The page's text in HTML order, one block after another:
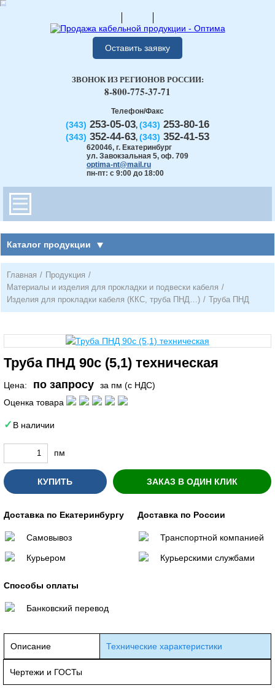
Оставить заявку
Телефон/Факс
(343) 253-05-03, (343) 253-80-16
(343) 352-44-63, (343) 352-41-53
620046, г. Екатеринбург
ул. Завокзальная 5, оф. 709
optima-nt@mail.ru
пн-пт: с 9:00 до 18:00
ЗВОНОК ИЗ РЕГИОНОВ РОССИИ:
8-800-775-37-71
Каталог продукции
Главная / Продукция /
Материалы и изделия для прокладки и подвески кабеля /
Изделия для прокладки кабеля (ККС, труба ПНД…) / Труба ПНД
Труба ПНД 90с (5,1) техническая
Цена: по запросу
за пм (с НДС)
Оценка товара
В наличии
пм
КУПИТЬ ЗАКАЗ В ОДИН КЛИК
Доставка по Екатеринбургу
Самовывоз
Курьером
Доставка по России
Транспортной компанией
Курьерскими службами
Способы оплаты
Банковский перевод
Описание Технические характеристики
Чертежи и ГОСТы